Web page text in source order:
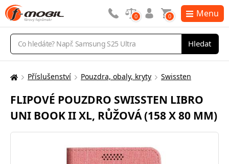
Vyhledávání
Hledat
0 0 Menu
Zde
nacházíte:
Příslušenství Pouzdra, obaly, kryty Swissten
FLIPOVÉ POUZDRO SWISSTEN LIBRO
UNI BOOK II XL, RŮŽOVÁ (158 X 80 MM)